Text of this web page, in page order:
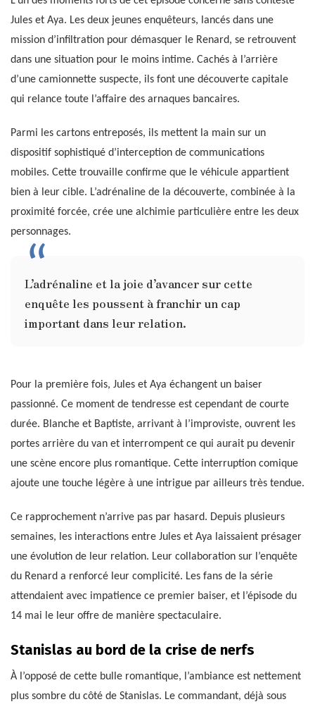
Jules et Aya. Les deux jeunes enquêteurs, lancés dans une
mission d’infiltration pour démasquer le Renard, se retrouvent
dans une situation pour le moins intime. Cachés à l’arrière
d’une camionnette suspecte, ils font une découverte capitale
qui relance toute l’affaire des arnaques bancaires.
Parmi les cartons entreposés, ils mettent la main sur un
dispositif sophistiqué d’interception de communications
mobiles. Cette trouvaille confirme que le véhicule appartient
bien à leur cible. L’adrénaline de la découverte, combinée à la
proximité forcée, crée une alchimie particulière entre les deux
personnages.
L’adrénaline et la joie d’avancer sur cette
enquête les poussent à franchir un cap
important dans leur relation.
Pour la première fois, Jules et Aya échangent un baiser
passionné. Ce moment de tendresse est cependant de courte
durée. Blanche et Baptiste, arrivant à l’improviste, ouvrent les
portes arrière du van et interrompent ce qui aurait pu devenir
une scène encore plus romantique. Cette interruption comique
ajoute une touche légère à une intrigue par ailleurs très tendue.
Ce rapprochement n’arrive pas par hasard. Depuis plusieurs
semaines, les interactions entre Jules et Aya laissaient présager
une évolution de leur relation. Leur collaboration sur l’enquête
du Renard a renforcé leur complicité. Les fans de la série
attendaient avec impatience ce premier baiser, et l’épisode du
14 mai le leur offre de manière spectaculaire.
Stanislas au bord de la crise de nerfs
À l’opposé de cette bulle romantique, l’ambiance est nettement
plus sombre du côté de Stanislas. Le commandant, déjà sous